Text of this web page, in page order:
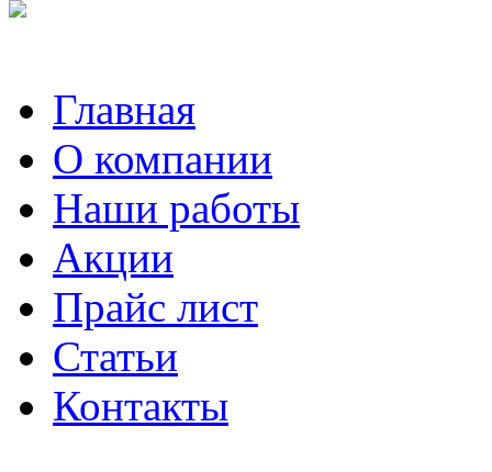
Главная
О компании
Наши работы
Акции
Прайс лист
Статьи
Контакты